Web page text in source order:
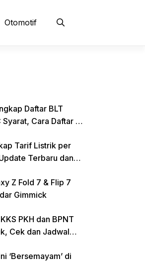
Otomotif
Daftar BLT
Cara Daftar &
Tarif Listrik per
Terbaru dan
Z Fold 7 & Flip 7
Gimmick
PKH dan BPNT
Cek dan Jadwal
‘Bersemayam’ di